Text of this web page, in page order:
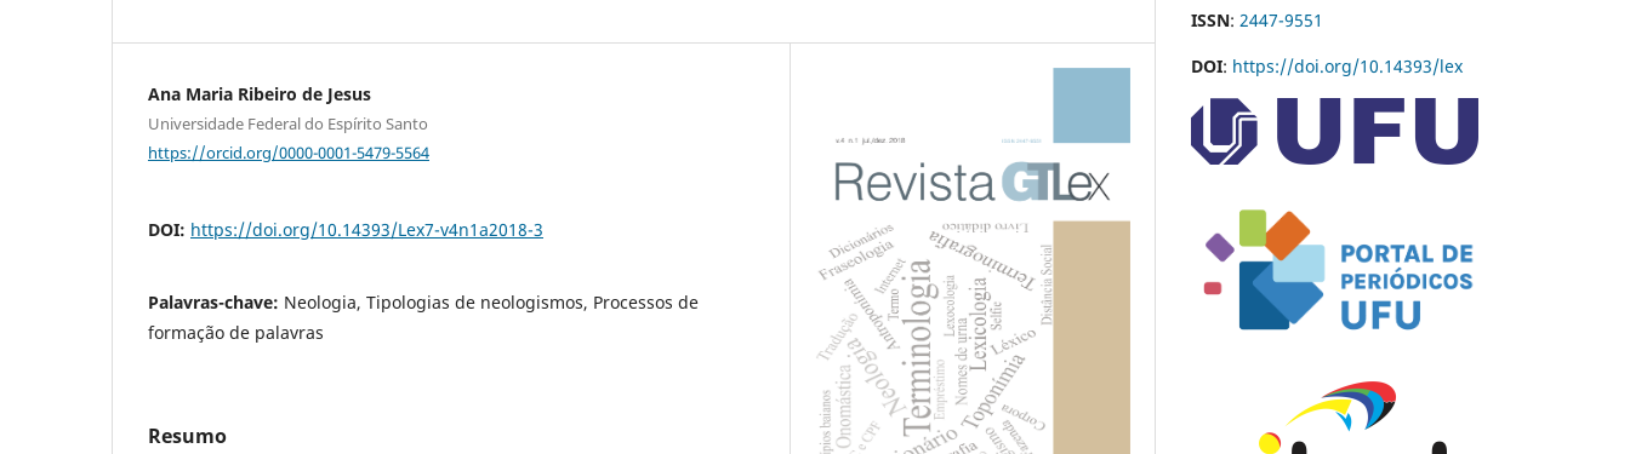
Ana Maria Ribeiro de Jesus
Universidade Federal do Espírito Santo
https://orcid.org/0000-0001-5479-5564
DOI: https://doi.org/10.14393/Lex7-v4n1a2018-3
Palavras-chave: Neologia, Tipologias de neologismos, Processos de
formação de palavras
Resumo
ISSN: 2447-9551
DOI: https://doi.org/10.14393/lex